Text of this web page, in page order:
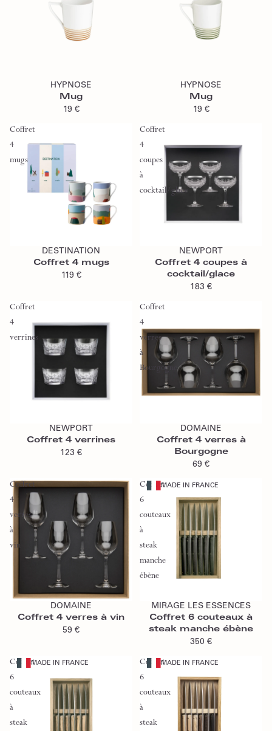
HYPNOSE
Mug
19 €
HYPNOSE
Mug
19 €
Coffret
4
mugs
DESTINATION
Coffret 4 mugs
119 €
Coffret
4
coupes
à
cocktail/glace
NEWPORT
Coffret 4 coupes à
cocktail/glace
183 €
Coffret
4
verrines
NEWPORT
Coffret 4 verrines
123 €
Coffret
4
verres
à
Bourgogne
DOMAINE
Coffret 4 verres à
Bourgogne
69 €
Coffret
4
verres
à
vin
Ajouter au panier
DOMAINE
Coffret 4 verres à vin
59 €
Coffret
6
couteaux
à
steak
manche
ébène
MADE IN FRANCE
MIRAGE LES ESSENCES
Coffret 6 couteaux à
steak manche ébène
350 €
Coffret
6
couteaux
à
steak
MADE IN FRANCE
Coffret
6
couteaux
à
steak
MADE IN FRANCE